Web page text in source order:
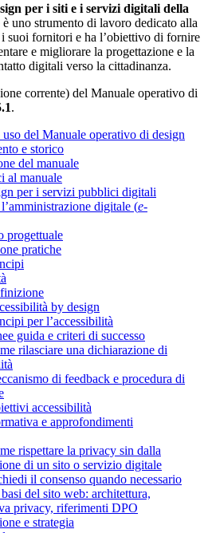
per i siti e i servizi digitali della
è uno strumento di lavoro dedicato alla
suoi fornitori e ha l’obiettivo di fornire
e migliorare la progettazione e la
digitali verso la cittadinanza.
corrente) del Manuale operativo di
.
del Manuale operativo di design
e storico
del manuale
al manuale
per i servizi pubblici digitali
digitale (e-
progettuale
pratiche
by design
per l’accessibilità
guida e criteri di successo
rilasciare una dichiarazione di
di feedback e procedura di
accessibilità
e approfondimenti
rispettare la privacy sin dalla
di un sito o servizio digitale
il consenso quando necessario
del sito web: architettura,
privacy, riferimenti DPO
e strategia